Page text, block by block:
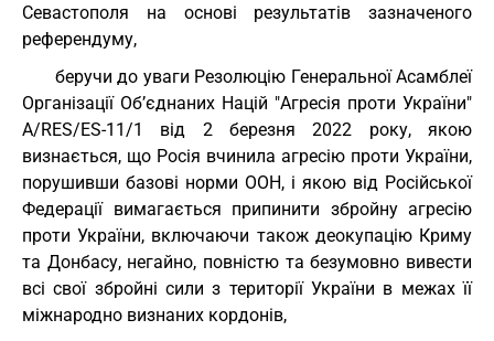
Севастополя на основі результатів зазначеного
референдуму,
беручи до уваги Резолюцію Генеральної Асамблеї
Організації Об’єднаних Націй "Агресія проти України"
A/RES/ES-11/1 від 2 березня 2022 року, якою
визнається, що Росія вчинила агресію проти України,
порушивши базові норми ООН, і якою від Російської
Федерації вимагається припинити збройну агресію
проти України, включаючи також деокупацію Криму
та Донбасу, негайно, повністю та безумовно вивести
всі свої збройні сили з території України в межах її
міжнародно визнаних кордонів,